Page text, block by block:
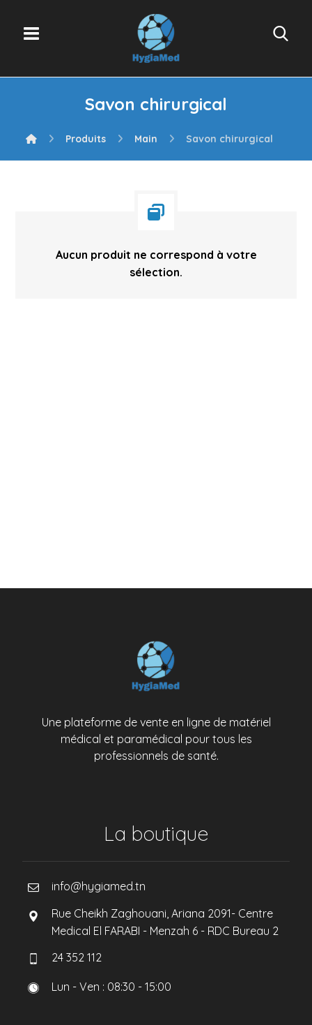
Savon chirurgical
Produits Main Savon chirurgical
Aucun produit ne correspond à votre
sélection.
Une plateforme de vente en ligne de matériel
médical et paramédical pour tous les
professionnels de santé.
La boutique
info@hygiamed.tn
Rue Cheikh Zaghouani, Ariana 2091- Centre
Medical El FARABI - Menzah 6 - RDC Bureau 2
24 352 112
Lun - Ven : 08:30 - 15:00